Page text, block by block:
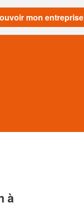
mon entreprise
à